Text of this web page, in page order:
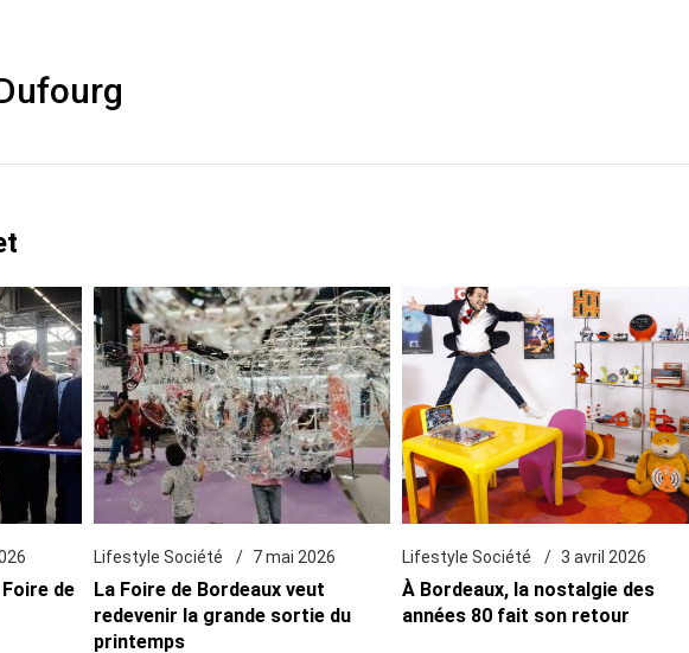
de
Lifestyle Société 7 mai 2026
La Foire de Bordeaux veut
redevenir la grande sortie du
printemps
Lifestyle Société 3 avril 2026
À Bordeaux, la nostalgie des
années 80 fait son retour